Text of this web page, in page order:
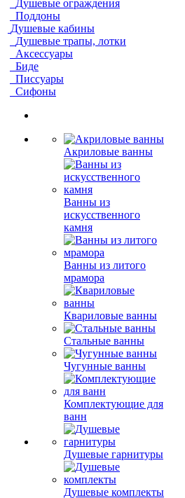
Душевые ограждения
Поддоны
Душевые кабины
Душевые трапы, лотки
Аксессуары
Биде
Писсуары
Сифоны
Акриловые ванны
Ванны из
искусственного
камня
Ванны из литого
мрамора
Квариловые ванны
Стальные ванны
Чугунные ванны
Комплектующие для
ванн
Душевые гарнитуры
Душевые комплекты